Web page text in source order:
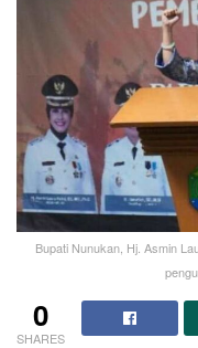
Bupati Nunukan, Hj. Asmin
0
SHARES